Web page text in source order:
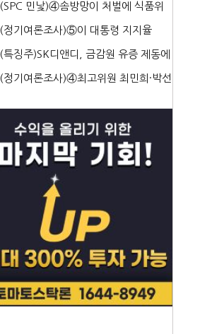
(SPC 민낯)④솜방망이 처벌에 식품위
생법 위반 반복...
(정기여론조사)⑤이 대통령 지지율
47.7%…일주일 만에 ...
(특징주)SK디앤디, 금감원 유증 제동에
장 초반 상한가...
(정기여론조사)④최고위원 최민희·박선